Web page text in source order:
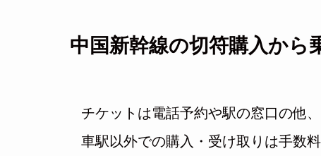
中国新幹線の切符購入から
チケットは電話予約や駅の窓口の他
車駅以外での購入・受け取りは手数料